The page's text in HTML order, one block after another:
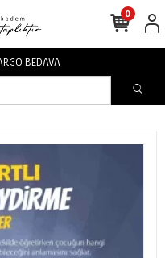
3000 TL VE ÜZERİ KARGO BEDAVA
0